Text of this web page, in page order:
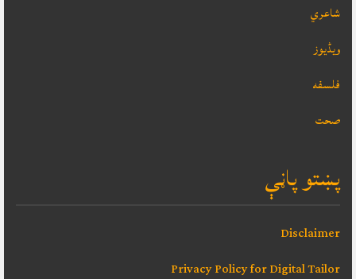
شاعري
ویڈیوز
فلسفه
صحت
پښتو پاڼې
Disclaimer
Privacy Policy for Digital Tailor